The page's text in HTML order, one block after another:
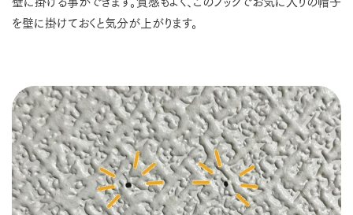
を壁に掛けておくと気分が上がります。